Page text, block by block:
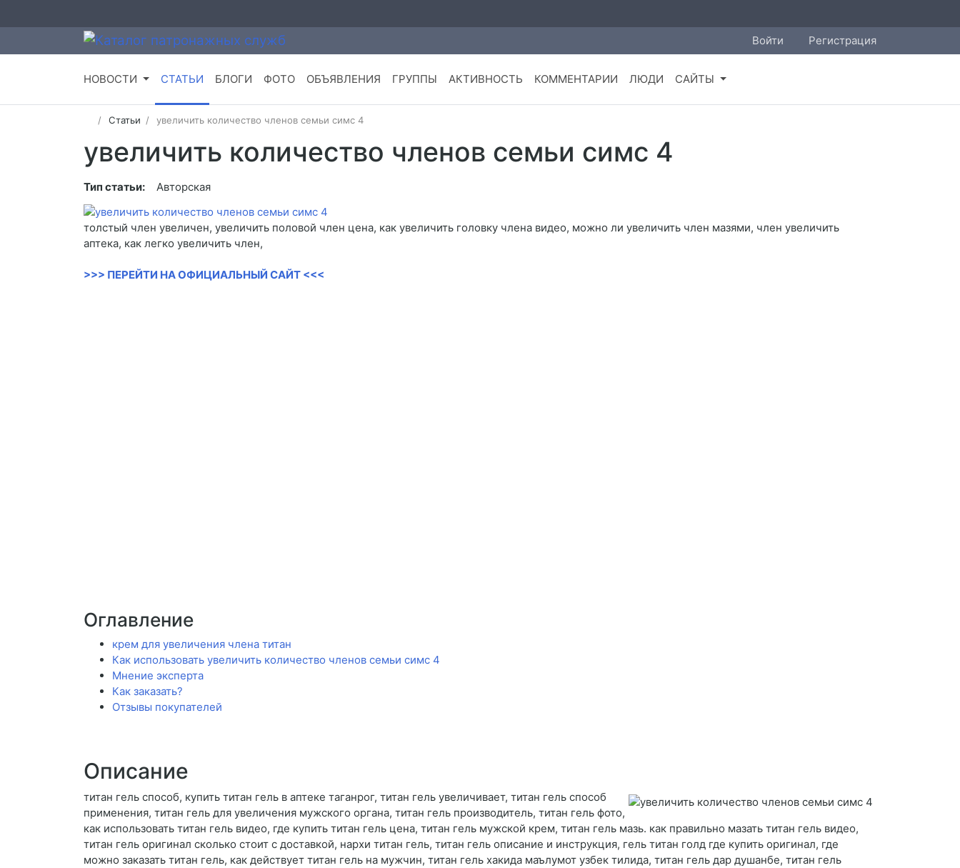
Войти Регистрация
НОВОСТИ СТАТЬИ БЛОГИ ФОТО ОБЪЯВЛЕНИЯ ГРУППЫ АКТИВНОСТЬ КОММЕНТАРИИ ЛЮДИ САЙТЫ
Статьи увеличить количество членов семьи симс 4
увеличить количество членов семьи симс 4
Тип статьи: Авторская
толстый член увеличен, увеличить половой член цена, как увеличить головку члена видео, можно ли увеличить член мазями, член увеличить
аптека, как легко увеличить член,
>>> ПЕРЕЙТИ НА ОФИЦИАЛЬНЫЙ САЙТ <<<
Оглавление
крем для увеличения члена титан
Как использовать увеличить количество членов семьи симс 4
Мнение эксперта
Как заказать?
Отзывы покупателей
Описание
титан гель способ, купить титан гель в аптеке таганрог, титан гель увеличивает, титан гель способ
применения, титан гель для увеличения мужского органа, титан гель производитель, титан гель фото,
как использовать титан гель видео, где купить титан гель цена, титан гель мужской крем, титан гель мазь. как правильно мазать титан гель видео,
титан гель оригинал сколько стоит с доставкой, нархи титан гель, титан гель описание и инструкция, гель титан голд где купить оригинал, где
можно заказать титан гель, как действует титан гель на мужчин, титан гель хакида маълумот узбек тилида, титан гель дар душанбе, титан гель